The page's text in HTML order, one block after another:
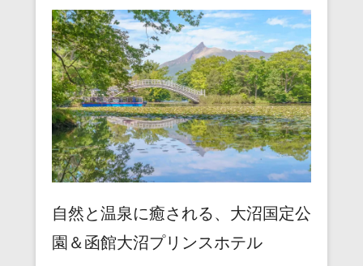
b
o
o
k
st
a
自然と温泉に癒される、大沼国定公
園＆函館大沼プリンスホテル